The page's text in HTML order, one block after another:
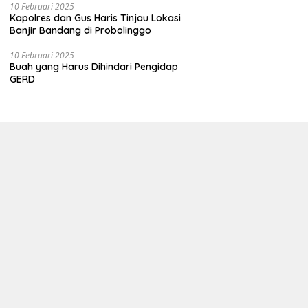
10 Februari 2025
Kapolres dan Gus Haris Tinjau Lokasi
Banjir Bandang di Probolinggo
10 Februari 2025
Buah yang Harus Dihindari Pengidap
GERD